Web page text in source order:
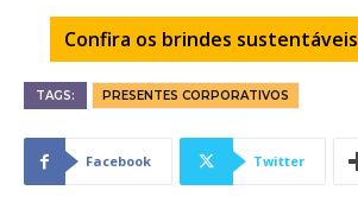
Confira os brindes
TAGS: PRESENTES CORPORATIVOS
Facebook Twitter